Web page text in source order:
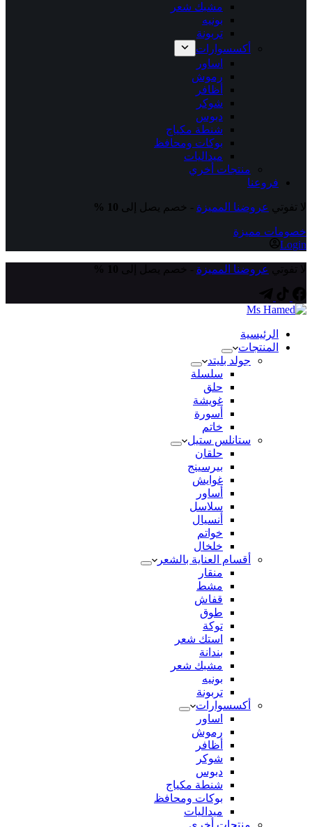
مشبك شعر
بونيه
تربونة
أكسسوارات
اساور
رموش
أظافر
شوكر
دبوس
شنطة مكياج
بوكات ومحافظ
ميداليات
منتجات أخري
فروعنا
لا تفوتي عروضنا المميزة - خصم يصل إلى
خصومات مميزة
Login
عروضنا المميزة
الرئيسية
المنتجات
جولد بليتد
سلسلة
حلق
غويشة
أسورة
خاتم
ستانلس ستيل
حلقان
بيرسينج
غوايش
أساور
سلاسل
أنسيال
خواتم
خلخال
أقسام العناية بالشعر
منقار
مشط
قفاش
طوق
توكة
استك شعر
بندانة
مشبك شعر
بونيه
تربونة
أكسسوارات
اساور
رموش
أظافر
شوكر
دبوس
شنطة مكياج
بوكات ومحافظ
ميداليات
منتجات أخري